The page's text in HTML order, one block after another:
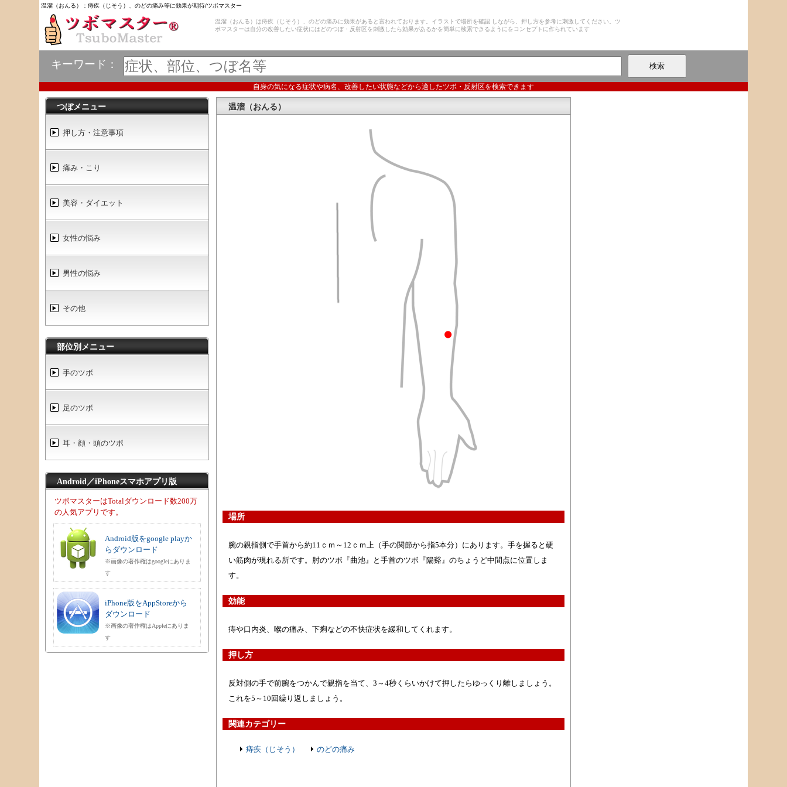
温溜（おんる）：痔疾（じそう）、のどの痛み等に効果が期待/ツボマスター
温溜（おんる）は痔疾（じそう）、のどの痛みに効果があると言われております。イラストで場所を確認 しながら、押し方を参考に刺激してください。ツ
ボマスターは自分の改善したい症状にはどのつぼ・反射区を刺激したら効果があるかを簡単に検索できるようにをコンセプトに作られています
キーワード：
自身の気になる症状や病名、改善したい状態などから適したツボ・反射区を検索できます
温溜（おんる）
場所
腕の親指側で手首から約11ｃｍ～12ｃｍ上（手の関節から指5本分）にあります。手を握ると硬
い筋肉が現れる所です。肘のツボ『曲池』と手首のツボ『陽谿』のちょうど中間点に位置しま
す。
効能
痔や口内炎、喉の痛み、下痢などの不快症状を緩和してくれます。
押し方
反対側の手で前腕をつかんで親指を当て、3～4秒くらいかけて押したらゆっくり離しましょう。
これを5～10回繰り返しましょう。
関連カテゴリー
痔疾（じそう） のどの痛み
つぼメニュー
押し方・注意事項
痛み・こり
美容・ダイエット
女性の悩み
男性の悩み
その他
部位別メニュー
手のツボ
足のツボ
耳・顔・頭のツボ
Android／iPhoneスマホアプリ版
ツボマスターはTotalダウンロード数200万
の人気アプリです。
Android版をgoogle playか
らダウンロード
※画像の著作権はgoogleにありま
す
iPhone版をAppStoreから
ダウンロード
※画像の著作権はAppleにありま
す